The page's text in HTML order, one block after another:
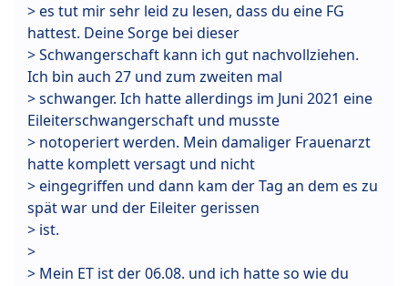
> es tut mir sehr leid zu lesen, dass du eine FG
hattest. Deine Sorge bei dieser
> Schwangerschaft kann ich gut nachvollziehen.
Ich bin auch 27 und zum zweiten mal
> schwanger. Ich hatte allerdings im Juni 2021 eine
Eileiterschwangerschaft und musste
> notoperiert werden. Mein damaliger Frauenarzt
hatte komplett versagt und nicht
> eingegriffen und dann kam der Tag an dem es zu
spät war und der Eileiter gerissen
> ist.
>
> Mein ET ist der 06.08. und ich hatte so wie du